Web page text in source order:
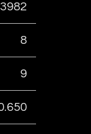
3982
8
9